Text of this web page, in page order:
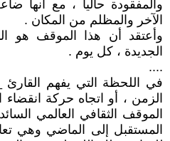
والمفقودة حاليا ، مع أنها
الآخر والمظلم من المكان .
وأعتقد أن هذا الموقف هو
الجديدة ، كل يوم .
....
في اللحظة التي يفهم
الزمن ، أو اتجاه حركة
الموقف الثقافي العالمي
المستقبل إلى الماضي وهي